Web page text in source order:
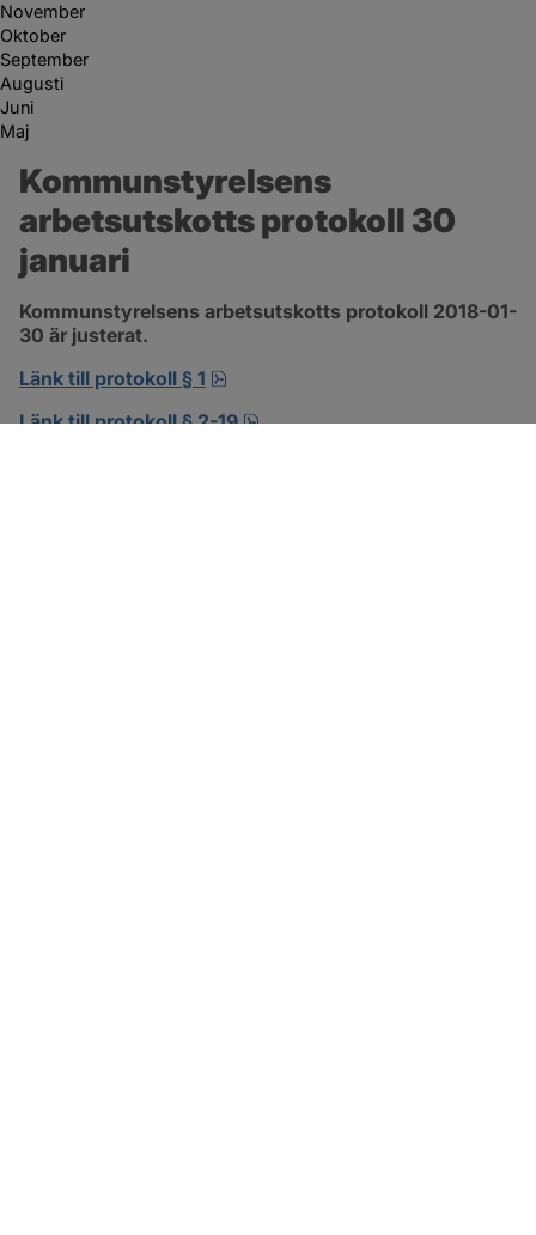
November
Oktober
September
Augusti
Juni
Maj
Kommunstyrelsens
arbetsutskotts protokoll 30
januari
Kommunstyrelsens arbetsutskotts protokoll 2018-01-
30 är justerat.
Länk till protokoll § 1
Länk till protokoll § 2-19
pdf, 302.8 kB, öppnas i nytt